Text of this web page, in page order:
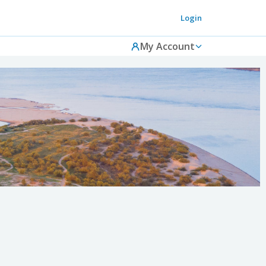
Login
My Account